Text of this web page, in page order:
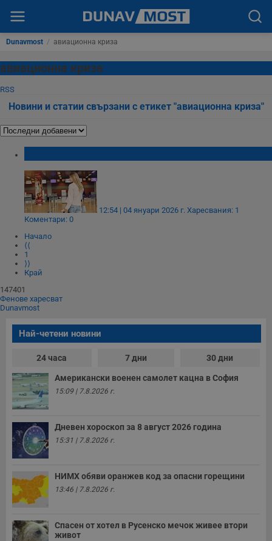
Dunavmost / авиационна криза
авиационна криза
RSS
Новини и статии свързани с етикет "авиационна криза"
12:54 | 04 януари 2026 г. Харесвания: 1
Коментари: 0
Начало
⟨⟨
1
⟩⟩
Край
147401
Фенове харесват
Dunavmost
Най-четени новини
24 часа 7 дни 30 дни
Американски военен самолет кацна в София
15:09 | 7.8.2026 г.
Дневен хороскоп за 8 август 2026 година
15:31 | 7.8.2026 г.
НИМХ обяви оранжев код за опасни горещини
13:46 | 7.8.2026 г.
Спасен от хотел в Русенско мечок живее втори
живот